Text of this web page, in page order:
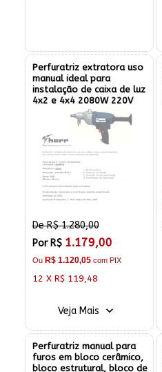
Perfuratriz extratora uso
manual ideal para
instalação de caixa de luz
4x2 e 4x4 2080W 220V
De R$ 1.280,00
Por R$ 1.179,00
Ou R$ 1.120,05com PIX
12 X R$ 119,48
Veja Mais
Perfuratriz manual para
furos em bloco cerâmico,
bloco estrutural, bloco de